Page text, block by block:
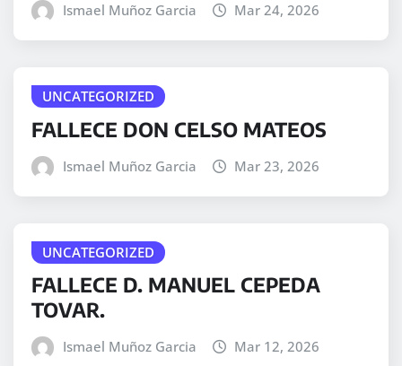
Ismael Muñoz Garcia Mar 24, 2026
UNCATEGORIZED
FALLECE DON CELSO MATEOS
Ismael Muñoz Garcia Mar 23, 2026
UNCATEGORIZED
FALLECE D. MANUEL CEPEDA
TOVAR.
Ismael Muñoz Garcia Mar 12, 2026